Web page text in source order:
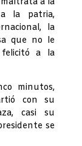
la patria,
la
que no le
felicitó a la
minutos,
con su
casi su
se